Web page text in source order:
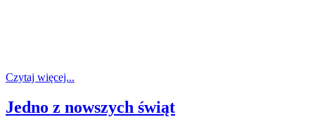
Czytaj więcej...
Jedno z nowszych świąt